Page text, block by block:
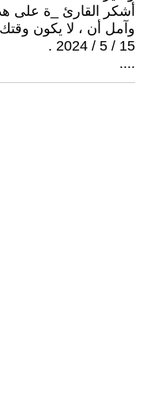
أشكر القارئ _ة على
وآمل أن ، لا يكون
15 / 5 / 2024 .
....